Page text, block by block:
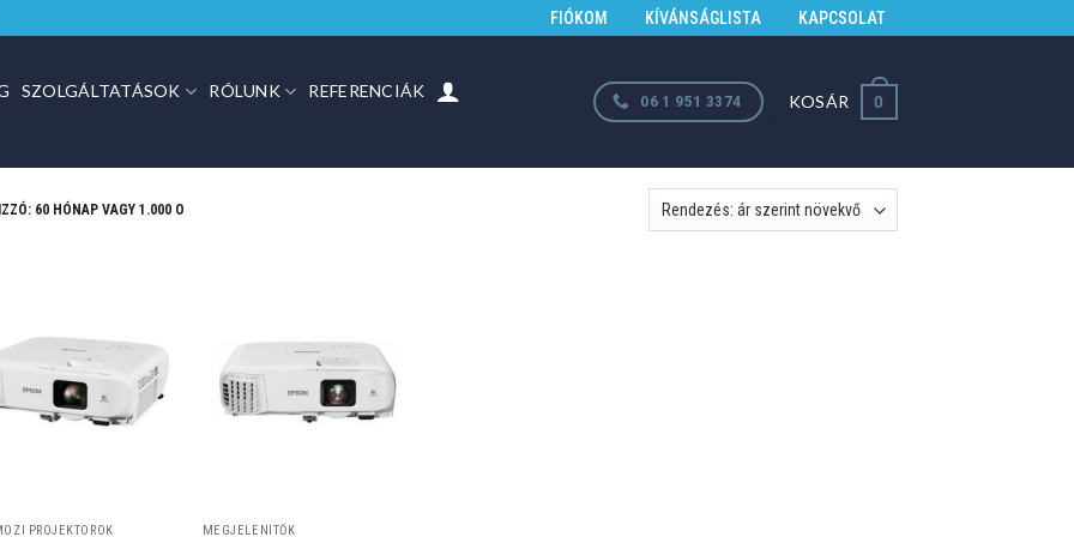
FIÓKOM KÍVÁNSÁGLISTA KAPCSOLAT
SZOLGÁLTATÁSOK RÓLUNK REFERENCIÁK 06 1 951 3374 KOSÁR 0
60 HÓNAP VAGY 1.000 O
PROJEKTOROK MEGJELENÍTŐK